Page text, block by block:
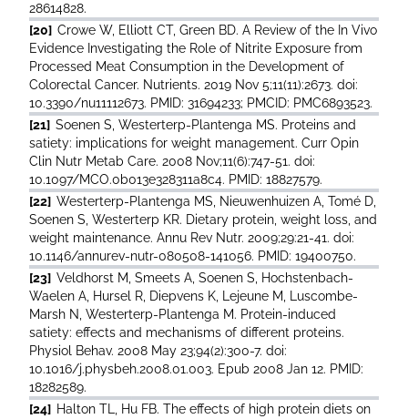
28614828.
[20] Crowe W, Elliott CT, Green BD. A Review of the In Vivo
Evidence Investigating the Role of Nitrite Exposure from
Processed Meat Consumption in the Development of
Colorectal Cancer. Nutrients. 2019 Nov 5;11(11):2673. doi:
10.3390/nu11112673. PMID: 31694233; PMCID: PMC6893523.
[21] Soenen S, Westerterp-Plantenga MS. Proteins and
satiety: implications for weight management. Curr Opin
Clin Nutr Metab Care. 2008 Nov;11(6):747-51. doi:
10.1097/MCO.0b013e328311a8c4. PMID: 18827579.
[22] Westerterp-Plantenga MS, Nieuwenhuizen A, Tomé D,
Soenen S, Westerterp KR. Dietary protein, weight loss, and
weight maintenance. Annu Rev Nutr. 2009;29:21-41. doi:
10.1146/annurev-nutr-080508-141056. PMID: 19400750.
[23] Veldhorst M, Smeets A, Soenen S, Hochstenbach-
Waelen A, Hursel R, Diepvens K, Lejeune M, Luscombe-
Marsh N, Westerterp-Plantenga M. Protein-induced
satiety: effects and mechanisms of different proteins.
Physiol Behav. 2008 May 23;94(2):300-7. doi:
10.1016/j.physbeh.2008.01.003. Epub 2008 Jan 12. PMID:
18282589.
[24] Halton TL, Hu FB. The effects of high protein diets on